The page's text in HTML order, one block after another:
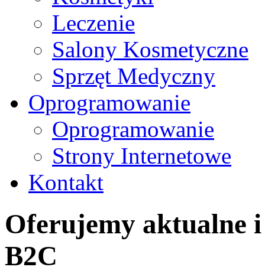
Leczenie
Salony Kosmetyczne
Sprzęt Medyczny
Oprogramowanie
Oprogramowanie
Strony Internetowe
Kontakt
Oferujemy aktualne
B2C